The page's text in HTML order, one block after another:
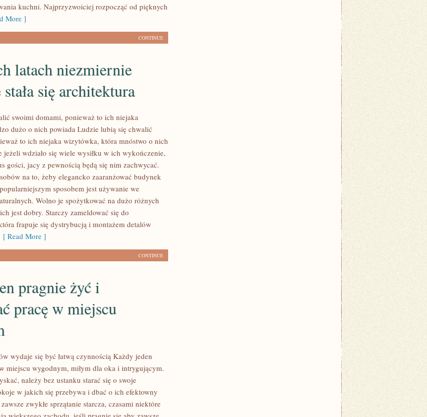
kuchni. Najprzyzwoiciej rozpocząć od pięknych
More ]
CONTINUE
latach niezmiernie
się architektura
swoimi domami, ponieważ to ich niejaka
dużo o nich powiada Ludzie lubią się chwalić
to ich niejaka wizytówka, która mnóstwo o nich
jeżeli wdziało się wiele wysiłku w ich wykończenie,
gości, jacy z pewnością będą się nim zachwycać.
na to, żeby elegancko zaaranżować budynek
sposobem jest używanie we
Wolno je spożytkować na dużo różnych
jest dobry. Starczy zameldować się do
frapuje się dystrybucją i montażem detalów
[ Read More ]
CONTINUE
pragnie żyć i
pracę w miejscu
wydaje się być łatwą czynnością Każdy jeden
miejscu wygodnym, miłym dla oka i intrygującym.
należy bez ustanku starać się o swoje
w jakich się przebywa i dbać o ich efektowny
zwykłe sprzątanie starcza, czasami niektóre